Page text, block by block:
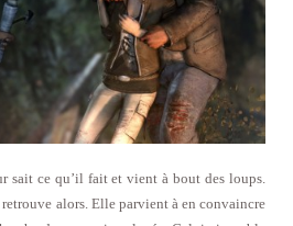
sait ce qu’il fait et vient à bout des loups.
retrouve alors. Elle parvient à en convaincre